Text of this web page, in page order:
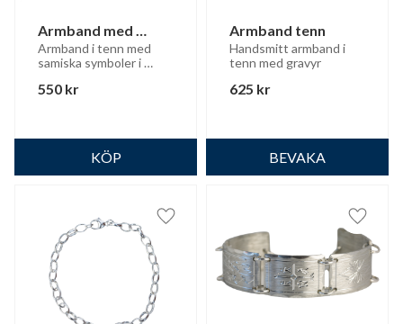
Armband med
samiska tecken
Armband i tenn med
samiska symboler i
550 kr
Armband tenn
Handsmitt armband i
tenn med gravyr
625 kr
Lägg till i favoriter Lägg